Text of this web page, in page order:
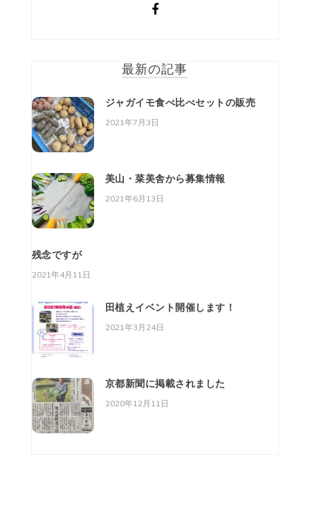
最新の記事
ジャガイモ食べ比べセットの販売
2021年7月3日
美山・菜美舎から募集情報
2021年6月13日
残念ですが
2021年4月11日
田植えイベント開催します！
2021年3月24日
京都新聞に掲載されました
2020年12月11日